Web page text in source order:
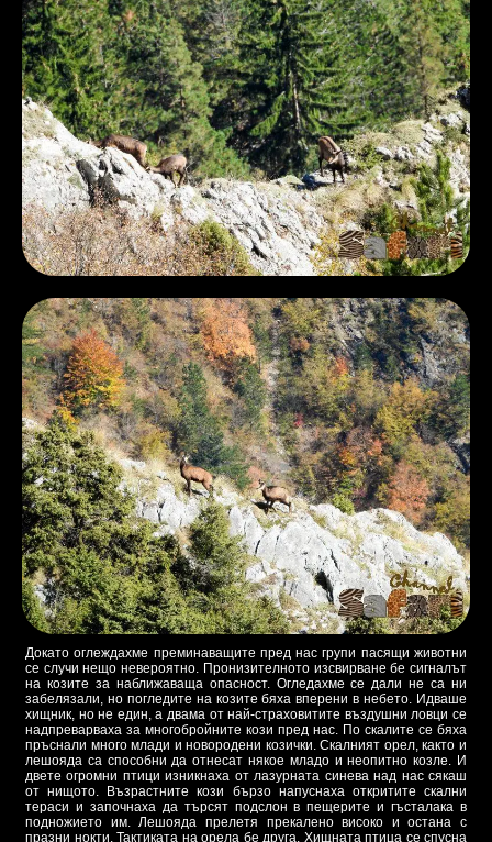
Докато оглеждахме преминаващите пред нас групи пасящи животни
се случи нещо невероятно. Пронизителното изсвирване бе сигналът
на козите за наближаваща опасност. Огледахме се дали не са ни
забелязали, но погледите на козите бяха вперени в небето. Идваше
хищник, но не един, а двама от най-страховитите въздушни ловци се
надпреварваха за многобройните кози пред нас. По скалите се бяха
пръснали много млади и новородени козички. Скалният орел, както и
лешояда са способни да отнесат някое младо и неопитно козле. И
двете огромни птици изникнаха от лазурната синева над нас сякаш
от нищото. Възрастните кози бързо напуснаха откритите скални
тераси и започнаха да търсят подслон в пещерите и гъсталака в
подножието им. Лешояда прелетя прекалено високо и остана с
празни нокти. Тактиката на орела бе друга. Хищната птица се спусна